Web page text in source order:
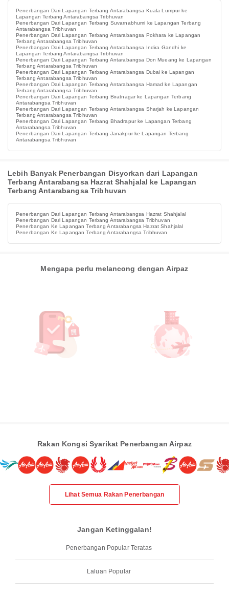
Penerbangan Dari Lapangan Terbang Antarabangsa Kuala Lumpur ke
Lapangan Terbang Antarabangsa Tribhuvan
Penerbangan Dari Lapangan Terbang Suvarnabhumi ke Lapangan Terbang
Antarabangsa Tribhuvan
Penerbangan Dari Lapangan Terbang Antarabangsa Pokhara ke Lapangan
Terbang Antarabangsa Tribhuvan
Penerbangan Dari Lapangan Terbang Antarabangsa Indira Gandhi ke
Lapangan Terbang Antarabangsa Tribhuvan
Penerbangan Dari Lapangan Terbang Antarabangsa Don Mueang ke Lapangan
Terbang Antarabangsa Tribhuvan
Penerbangan Dari Lapangan Terbang Antarabangsa Dubai ke Lapangan
Terbang Antarabangsa Tribhuvan
Penerbangan Dari Lapangan Terbang Antarabangsa Hamad ke Lapangan
Terbang Antarabangsa Tribhuvan
Penerbangan Dari Lapangan Terbang Biratnagar ke Lapangan Terbang
Antarabangsa Tribhuvan
Penerbangan Dari Lapangan Terbang Antarabangsa Sharjah ke Lapangan
Terbang Antarabangsa Tribhuvan
Penerbangan Dari Lapangan Terbang Bhadrapur ke Lapangan Terbang
Antarabangsa Tribhuvan
Penerbangan Dari Lapangan Terbang Janakpur ke Lapangan Terbang
Antarabangsa Tribhuvan
Lebih Banyak Penerbangan Disyorkan dari Lapangan
Terbang Antarabangsa Hazrat Shahjalal ke Lapangan
Terbang Antarabangsa Tribhuvan
Penerbangan Dari Lapangan Terbang Antarabangsa Hazrat Shahjalal
Penerbangan Dari Lapangan Terbang Antarabangsa Tribhuvan
Penerbangan Ke Lapangan Terbang Antarabangsa Hazrat Shahjalal
Penerbangan Ke Lapangan Terbang Antarabangsa Tribhuvan
Mengapa perlu melancong dengan Airpaz
Rakan Kongsi Syarikat Penerbangan Airpaz
Lihat Semua Rakan Penerbangan
Jangan Ketinggalan!
Penerbangan Popular Teratas
Laluan Popular